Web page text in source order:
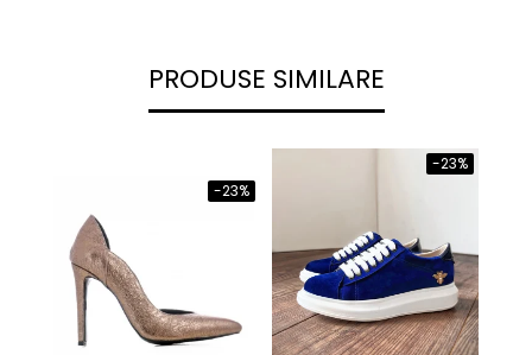
PRODUSE SIMILARE
-23%
-23%